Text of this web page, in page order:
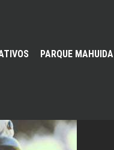
PARQUE MAHUIDA